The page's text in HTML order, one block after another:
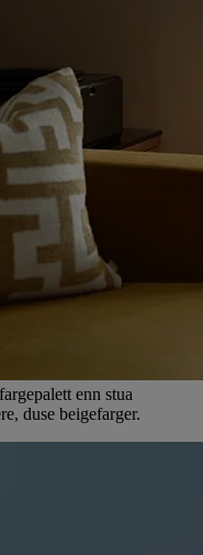
enn stua
duse beigefarger.